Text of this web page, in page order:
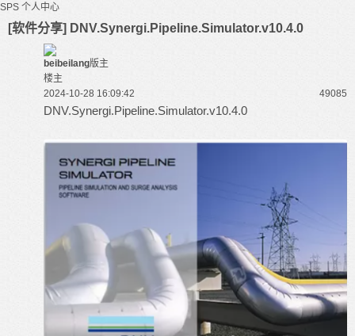
SPS 个人中心
[软件分享] DNV.Synergi.Pipeline.Simulator.v10.4.0
beibeilang版主
楼主
2024-10-28 16:09:42
49085
DNV.Synergi.Pipeline.Simulator.v10.4.0